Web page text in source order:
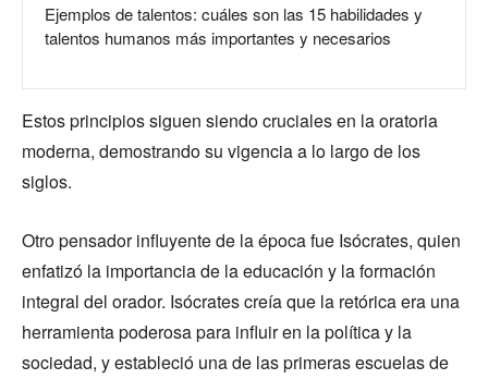
Ejemplos de talentos: cuáles son las 15 habilidades y
talentos humanos más importantes y necesarios
Estos principios siguen siendo cruciales en la oratoria
moderna, demostrando su vigencia a lo largo de los
siglos.
Otro pensador influyente de la época fue Isócrates, quien
enfatizó la importancia de la educación y la formación
integral del orador. Isócrates creía que la retórica era una
herramienta poderosa para influir en la política y la
sociedad, y estableció una de las primeras escuelas de